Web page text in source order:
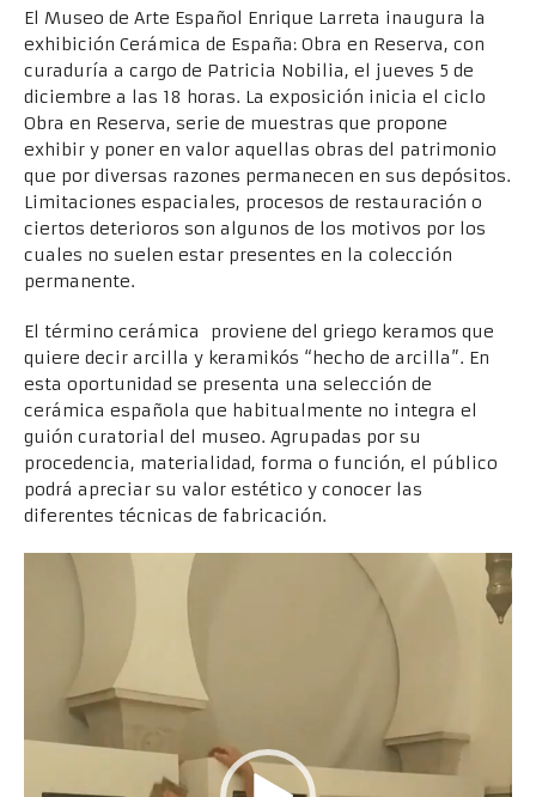
El Museo de Arte Español Enrique Larreta inaugura la
exhibición Cerámica de España: Obra en Reserva, con
curaduría a cargo de Patricia Nobilia, el jueves 5 de
diciembre a las 18 horas. La exposición inicia el ciclo
Obra en Reserva, serie de muestras que propone
exhibir y poner en valor aquellas obras del patrimonio
que por diversas razones permanecen en sus depósitos.
Limitaciones espaciales, procesos de restauración o
ciertos deterioros son algunos de los motivos por los
cuales no suelen estar presentes en la colección
permanente.
El término cerámica proviene del griego keramos que
quiere decir arcilla y keramikós “hecho de arcilla”. En
esta oportunidad se presenta una selección de
cerámica española que habitualmente no integra el
guión curatorial del museo. Agrupadas por su
procedencia, materialidad, forma o función, el público
podrá apreciar su valor estético y conocer las
diferentes técnicas de fabricación.
Reproductor